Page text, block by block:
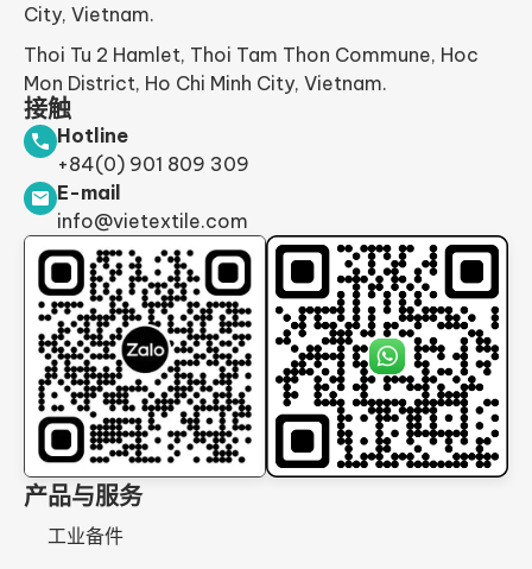
City, Vietnam.
Thoi Tu 2 Hamlet, Thoi Tam Thon Commune, Hoc
Mon District, Ho Chi Minh City, Vietnam.
接触
Hotline
+84(0) 901 809 309
E-mail
info@vietextile.com
产品与服务
工业备件